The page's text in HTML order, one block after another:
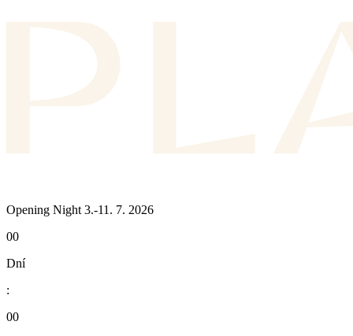
Opening Night 3.-11. 7. 2026
00
Dní
:
00